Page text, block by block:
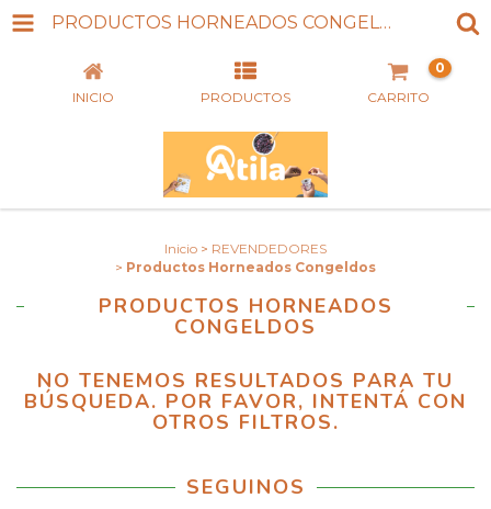
PRODUCTOS HORNEADOS CONGELDOS
INICIO PRODUCTOS CARRITO
0
Inicio > REVENDEDORES
> Productos Horneados Congeldos
PRODUCTOS HORNEADOS
CONGELDOS
NO TENEMOS RESULTADOS PARA TU
BÚSQUEDA. POR FAVOR, INTENTÁ CON
OTROS FILTROS.
SEGUINOS